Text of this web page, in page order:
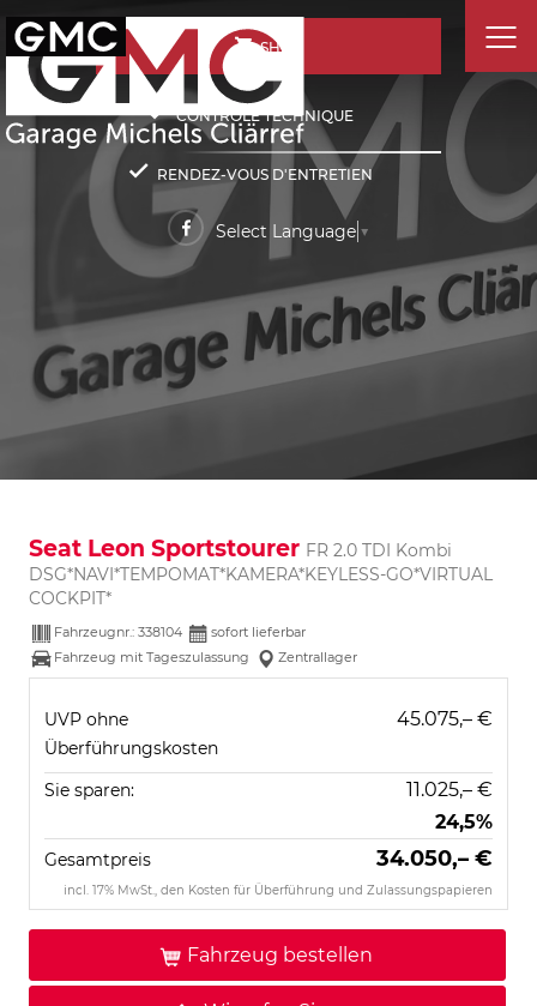
SHOP
CONTRÔLE TECHNIQUE
RENDEZ-VOUS D'ENTRETIEN
Select Language ▼
Seat Leon Sportstourer FR 2.0 TDI Kombi
DSG*NAVI*TEMPOMAT*KAMERA*KEYLESS-GO*VIRTUAL
COCKPIT*
Fahrzeugnr.: 338104
sofort lieferbar
Fahrzeug mit Tageszulassung
Zentrallager
UVP ohne
Überführungskosten
45.075,– €
Sie sparen:
11.025,– €
24,5%
Gesamtpreis 34.050,– €
incl. 17% MwSt., den Kosten für Überführung und Zulassungspapieren
Fahrzeug bestellen